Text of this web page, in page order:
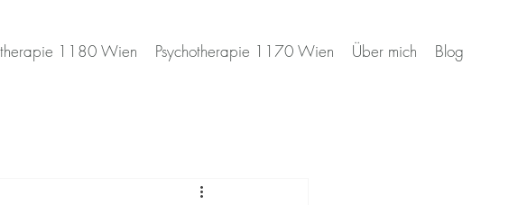
1180 Wien Psychotherapie 1170 Wien Über mich Blog